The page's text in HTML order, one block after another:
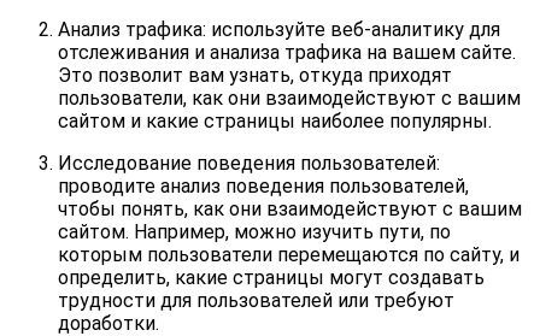
Анализ трафика: используйте веб-аналитику для
отслеживания и анализа трафика на вашем сайте.
Это позволит вам узнать, откуда приходят
пользователи, как они взаимодействуют с вашим
сайтом и какие страницы наиболее популярны.
Исследование поведения пользователей:
проводите анализ поведения пользователей,
чтобы понять, как они взаимодействуют с вашим
сайтом. Например, можно изучить пути, по
которым пользователи перемещаются по сайту, и
определить, какие страницы могут создавать
трудности для пользователей или требуют
доработки.